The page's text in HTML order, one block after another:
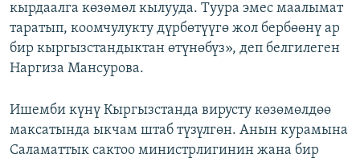
кырдаалга көзөмөл кылууда. Туура эмес маалымат
таратып, коомчулукту дүрбөтүүгө жол бербөөнү ар
бир кыргызстандыктан өтүнөбүз», деп белгилеген
Наргиза Мансурова.
Ишемби күнү Кыргызстанда вирусту көзөмөлдөө
максатында ыкчам штаб түзүлгөн. Анын курамына
Саламаттык сактоо министрлигинин жана бир